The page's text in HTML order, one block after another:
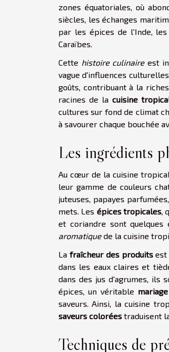
zones équatoriales, où
siècles, les échanges
par les épices de l'Inde,
Caraïbes.
Cette histoire culinaireest
vague d'influences
goûts, contribuant à la
racines de lacuisine
cultures sur fond de climat
à savourer chaque bouchée
Les ingrédients
Au cœur de la cuisine
leur gamme de couleurs
juteuses, papayes
mets. Les épices tropicales ,
et coriandre sont
aromatiquede la cuisine
La fraîcheur des produitsest
dans les eaux claires et
dans des jus d'agrumes, ils
épices, un véritable
saveurs. Ainsi, la cuisine
saveurs colorées traduisent
Techniques de